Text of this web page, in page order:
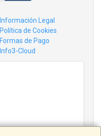
Información Legal
Política de Cookies
Formas de Pago
Info3-Cloud